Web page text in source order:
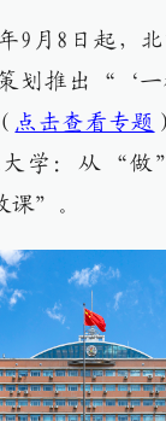
9月8日起，
划推出“‘
点击查看专题
学：从“
课”。